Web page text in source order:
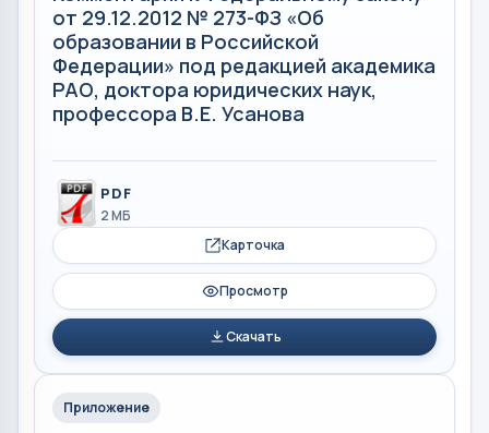
от 29.12.2012 № 273-ФЗ «Об
образовании в Российской
Федерации» под редакцией академика
РАО, доктора юридических наук,
профессора В.Е. Усанова
PDF
2 МБ
Карточка
Просмотр
Скачать
Приложение